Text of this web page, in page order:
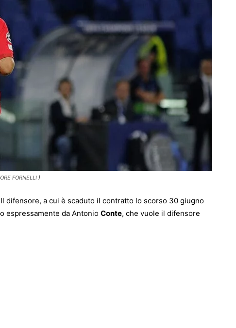
FORNELLI )
difensore, a cui è scaduto il contratto lo scorso 30 giugno
espressamente da Antonio Conte, che vuole il difensore